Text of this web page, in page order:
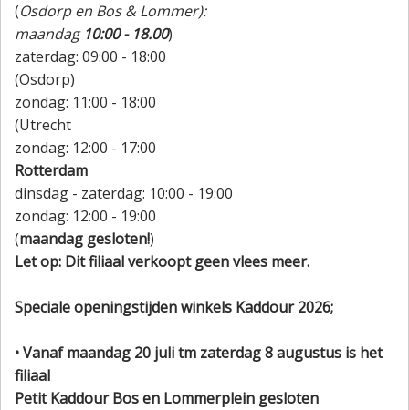
(Osdorp en Bos & Lommer):
maandag 10:00 - 18.00)
zaterdag: 09:00 - 18:00
(Osdorp)
zondag: 11:00 - 18:00
(Utrecht
zondag: 12:00 - 17:00
Rotterdam
dinsdag - zaterdag: 10:00 - 19:00
zondag: 12:00 - 19:00
(maandag gesloten!)
Let op: Dit filiaal verkoopt geen vlees meer.
Speciale openingstijden winkels Kaddour 2026;
• Vanaf maandag 20 juli tm zaterdag 8 augustus is het
filiaal
Petit Kaddour Bos en Lommerplein gesloten